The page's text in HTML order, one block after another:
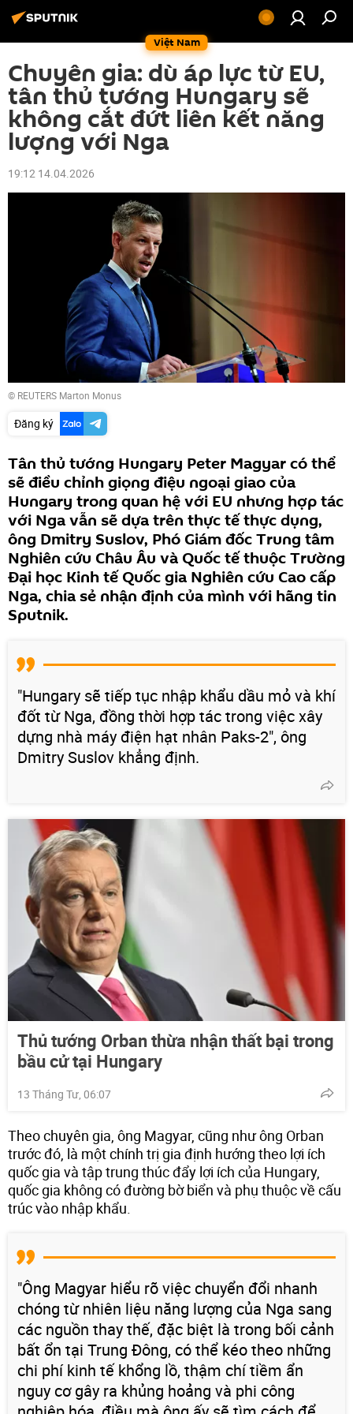
Việt Nam
Chuyên gia: dù áp lực từ EU,
tân thủ tướng Hungary sẽ
không cắt đứt liên kết năng
lượng với Nga
19:12 14.04.2026
© REUTERS Marton Monus
Đăng ký
Tân thủ tướng Hungary Peter Magyar có thể
sẽ điều chỉnh giọng điệu ngoại giao của
Hungary trong quan hệ với EU nhưng hợp tác
với Nga vẫn sẽ dựa trên thực tế thực dụng,
ông Dmitry Suslov, Phó Giám đốc Trung tâm
Nghiên cứu Châu Âu và Quốc tế thuộc Trường
Đại học Kinh tế Quốc gia Nghiên cứu Cao cấp
Nga, chia sẻ nhận định của mình với hãng tin
Sputnik.
"Hungary sẽ tiếp tục nhập khẩu dầu mỏ và khí
đốt từ Nga, đồng thời hợp tác trong việc xây
dựng nhà máy điện hạt nhân Paks-2", ông
Dmitry Suslov khẳng định.
Thủ tướng Orban thừa nhận thất bại trong
bầu cử tại Hungary
13 Tháng Tư, 06:07
Theo chuyên gia, ông Magyar, cũng như ông Orban
trước đó, là một chính trị gia định hướng theo lợi ích
quốc gia và tập trung thúc đẩy lợi ích của Hungary,
quốc gia không có đường bờ biển và phụ thuộc về cấu
trúc vào nhập khẩu.
"Ông Magyar hiểu rõ việc chuyển đổi nhanh
chóng từ nhiên liệu năng lượng của Nga sang
các nguồn thay thế, đặc biệt là trong bối cảnh
bất ổn tại Trung Đông, có thể kéo theo những
chi phí kinh tế khổng lồ, thậm chí tiềm ẩn
nguy cơ gây ra khủng hoảng và phi công